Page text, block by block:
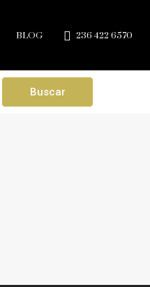
BLOG 236 422 6570
Buscar